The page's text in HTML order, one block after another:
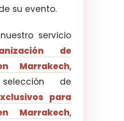
su evento.
servicio
de
Marrakech,
de
para
Marrakech,